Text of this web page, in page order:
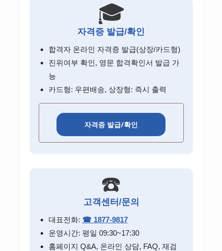
🎓
자격증 발급/확인
합격자 온라인 자격증 발급(상장/카드형)
진위여부 확인, 영문 합격확인서 발급 가
능
카드형: 우편배송, 상장형: 즉시 출력
자격증 발급/확인
☎️
고객센터/문의
대표전화: ☎ 1877-9817
운영시간: 평일 09:30~17:30
홈페이지 Q&A, 온라인 상담, FAQ, 재검